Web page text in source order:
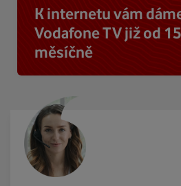
K internetu vám
Vodafone TV již od
měsíčně